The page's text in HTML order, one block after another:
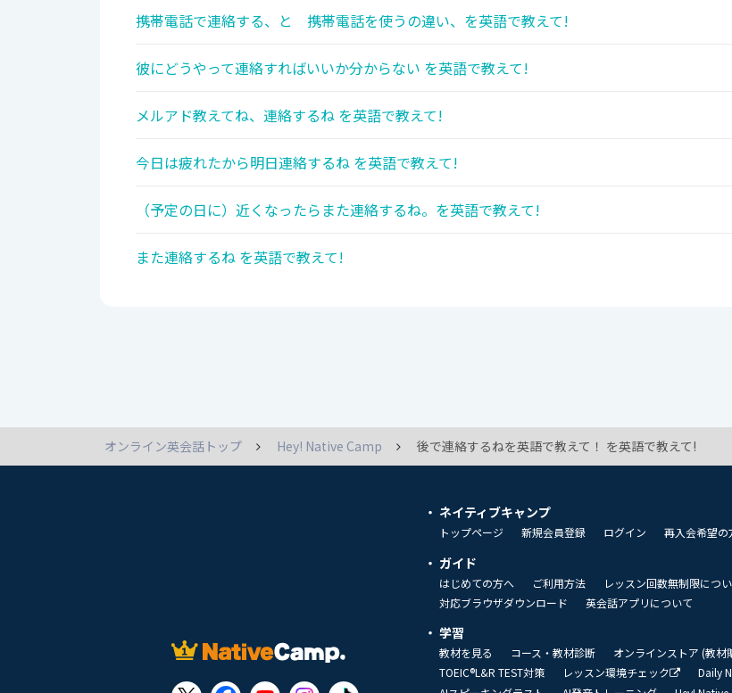
携帯電話で連絡する、と 携帯電話を使うの違い、を英語で教えて!
彼にどうやって連絡すればいいか分からない を英語で教えて!
メルアド教えてね、連絡するね を英語で教えて!
今日は疲れたから明日連絡するね を英語で教えて!
（予定の日に）近くなったらまた連絡するね。を英語で教えて!
また連絡するね を英語で教えて!
オンライン英会話トップ Hey! Native Camp 後で連絡するねを英語で教えて！ を英語で教えて!
ネイティブキャンプ
トップページ 新規会員登録 ログイン 再入会希望の
ガイド
はじめての方へ ご利用方法 レッスン回数無制限につ
対応ブラウザダウンロード
英会話アプリについて
学習
教材を見る コース・教材診断 オンラインストア (教材
TOEIC®L&R TEST対策
レッスン環境チェック Daily